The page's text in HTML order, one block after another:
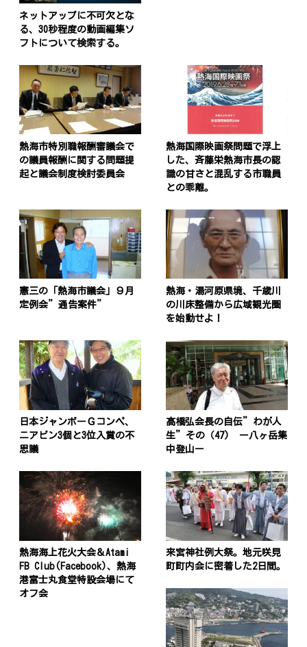
ネットアップに不可欠とな
る、30秒程度の動画編集ソ
フトについて検索する。
熱海市特別職報酬審議会で
の議員報酬に関する問題提
起と議会制度検討委員会
熱海国際映画祭問題で浮上
した、斉藤栄熱海市長の認
識の甘さと混乱する市職員
との乖離。
憲三の「熱海市議会」９月
定例会”通告案件”
熱海・湯河原県境、千歳川
の川床整備から広域観光圏
を始動せよ！
日本ジャンボーＧコンペ、
ニアピン3個と3位入賞の不
思議
髙橋弘会長の自伝”わが人
生”その（47) ー八ヶ岳集
中登山ー
熱海海上花火大会＆Atami
FB Club(Facebook)、熱海
港富士丸食堂特設会場にて
オフ会
来宮神社例大祭。地元咲見
町町内会に密着した2日間。